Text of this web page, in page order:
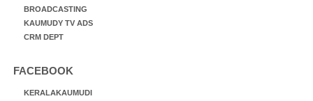
BROADCASTING
KAUMUDY TV ADS
CRM DEPT
FACEBOOK
KERALAKAUMUDI